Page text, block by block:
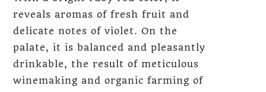
reveals aromas of fresh fruit and
delicate notes of violet. On the
palate, it is balanced and pleasantly
drinkable, the result of meticulous
winemaking and organic farming of